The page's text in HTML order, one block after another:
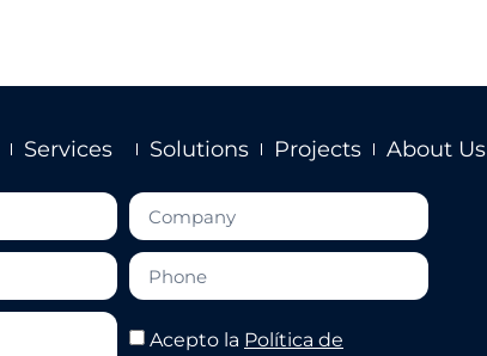
Services Solutions Projects About Us
Acepto la Política de